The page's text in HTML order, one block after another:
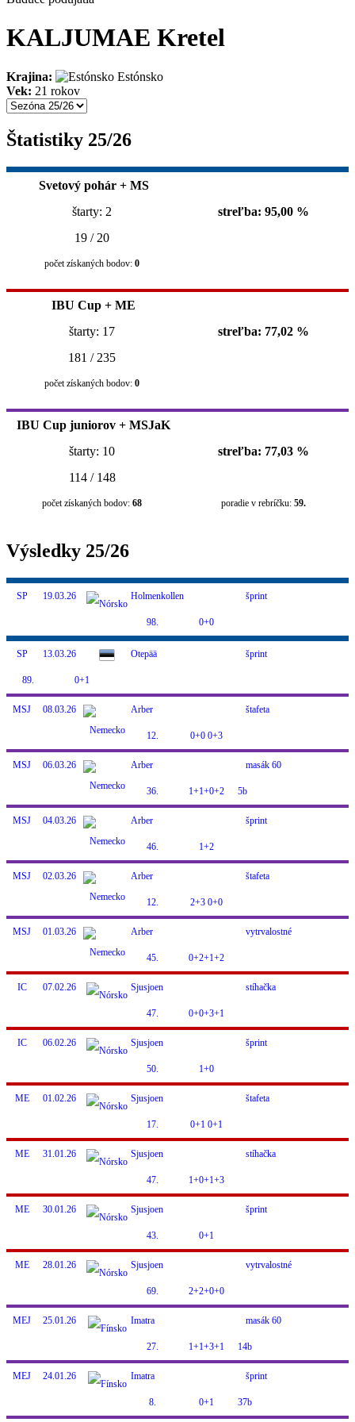
KALJUMAE Kretel
Krajina:
Estónsko
Vek: 21 rokov
Štatistiky 25/26
Svetový pohár + MS
štarty: 2
streľba: 95,00 %
19 / 20
počet získaných bodov: 0
IBU Cup + ME
štarty: 17
streľba: 77,02 %
181 / 235
počet získaných bodov: 0
IBU Cup juniorov + MSJaK
štarty: 10
streľba: 77,03 %
114 / 148
počet získaných bodov: 68 poradie v rebríčku: 59.
Výsledky 25/26
SP 19.03.26 Holmenkollen šprint
98. 0+0
SP 13.03.26 Otepää šprint
89. 0+1
MSJ 08.03.26 Arber štafeta
12. 0+0 0+3
MSJ 06.03.26 Arber masák 60
36. 1+1+0+2 5b
MSJ 04.03.26 Arber šprint
46. 1+2
MSJ 02.03.26 Arber štafeta
12. 2+3 0+0
MSJ 01.03.26 Arber vytrvalostné
45. 0+2+1+2
IC 07.02.26 Sjusjoen stíhačka
47. 0+0+3+1
IC 06.02.26 Sjusjoen šprint
50. 1+0
ME 01.02.26 Sjusjoen štafeta
17. 0+1 0+1
ME 31.01.26 Sjusjoen stíhačka
47. 1+0+1+3
ME 30.01.26 Sjusjoen šprint
43. 0+1
ME 28.01.26 Sjusjoen vytrvalostné
69. 2+2+0+0
MEJ 25.01.26 Imatra masák 60
27. 1+1+3+1 14b
MEJ 24.01.26 Imatra šprint
8. 0+1 37b